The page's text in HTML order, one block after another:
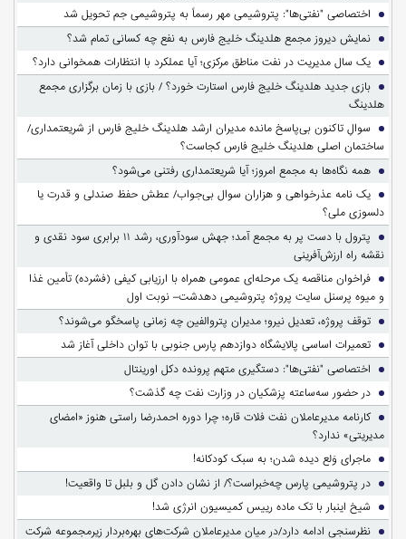
اختصاصی "نفتی‌ها": پتروشیمی مهر رسماً به پتروشیمی جم تحویل شد
نمایش دیروز مجمع هلدینگ خلیج فارس به نفع چه کسانی تمام شد؟
یک سال مدیریت در نفت مناطق مرکزی؛ آیا عملکرد با انتظارات همخوانی دارد؟
بازی جدید هلدینگ خلیج فارس استارت خورد؟ / بازی با زمان برگزاری مجمع
هلدینگ
سوالِ تاکنون بی‌پاسخ مانده مدیران ارشد هلدینگ خلیج فارس از شریعتمداری/
ساختمان اصلی هلدینگ خلیج فارس کجاست؟
همه نگاه‌ها به مجمع امروز؛ آیا شریعتمداری رفتنی می‌شود؟
یک نامه عذرخواهی و هزاران سوال بی‌جواب/ عطش حفظ صندلی و قدرت یا
دلسوزی ملی؟
پترول با دست پر به مجمع آمد؛ جهش سودآوری، رشد ۱۱ برابری سود نقدی و
نقشه راه ارزش‌آفرینی
فراخوان مناقصه یک مرحله‌ای عمومی همراه با ارزیابی کیفی (فشرده) تأمین غذا
و میوه پرسنل سایت پروژه پتروشیمی دهدشت– نوبت اول
توقف پروژه، تعدیل نیرو؛ مدیران پتروالفین چه زمانی پاسخگو می‌شوند؟
تعمیرات اساسی پالایشگاه دوازدهم پارس جنوبی با توان داخلی آغاز شد
اختصاصی "نفتی‌ها": دستگیری متهم پرونده دکل اورینتال
در حضور سه‌ساعته پزشکیان در وزارت نفت چه گذشت؟
کارنامه مدیرعاملان نفت فلات قاره؛ چرا دوره احمدرضا راستی هنوز «امضای
مدیریتی» ندارد؟
ماجرای وَلع دیده شدن؛ به سبک کودکانه!
در پتروشیمی پارس چه‌خبراست؟/ از نشان دادن گل و بلبل تا واقعیت!
شیخ اینبار با تک ماده رییس کمیسیون انرژی شد!
نظرسنجی ادامه دارد/در میان مدیرعاملان شرکت‌های بهره‌بردار زیرمجموعه شرکت